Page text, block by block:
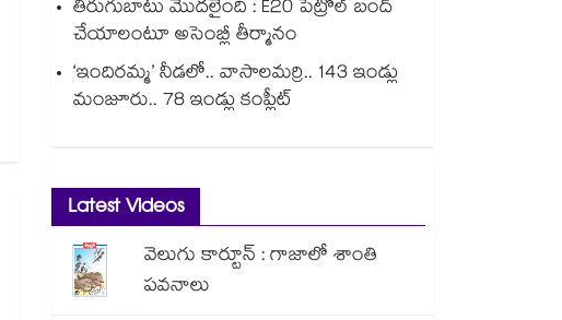
తిరుగుబాటు మొదలైంది : E20 పెట్రోల్ బంద్
చేయాలంటూ అసెంబ్లీ తీర్మానం
‘ఇందిరమ్మ’ నీడలో.. వాసాలమర్రి.. 143 ఇండ్లు
మంజూరు.. 78 ఇండ్లు కంప్లీట్
Latest Videos
వెలుగు కార్టూన్ : గాజాలో శాంతి
పవనాలు